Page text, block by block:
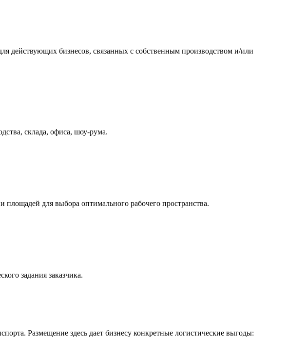
действующих бизнесов, связанных с собственным производством и/или
склада, офиса, шоу-рума.
для выбора оптимального рабочего пространства.
задания заказчика.
Размещение здесь дает бизнесу конкретные логистические выгоды: